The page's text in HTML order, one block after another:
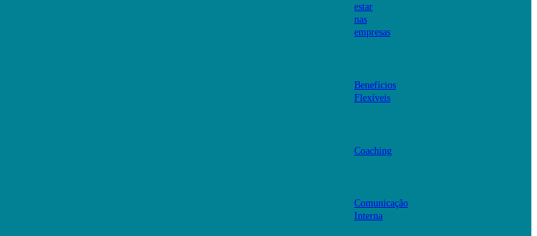
estar
nas
empresas
Benefícios
Flexíveis
Coaching
Comunicação
Interna